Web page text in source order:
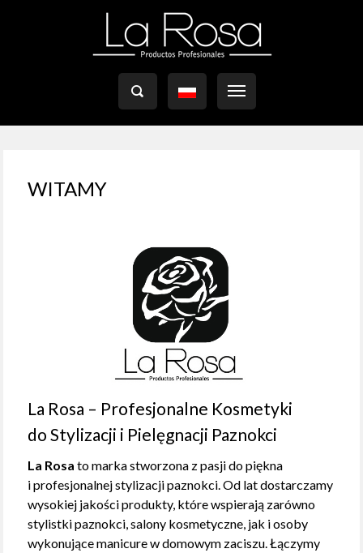

WITAMY
La Rosa – Profesjonalne Kosmetyki
do Stylizacji i Pielęgnacji Paznokci
La Rosa to marka stworzona z pasji do piękna
i profesjonalnej stylizacji paznokci. Od lat dostarczamy
wysokiej jakości produkty, które wspierają zarówno
stylistki paznokci, salony kosmetyczne, jak i osoby
wykonujące manicure w domowym zaciszu. Łączymy